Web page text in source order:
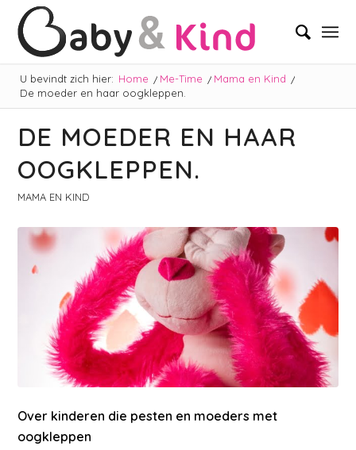
U bevindt zich hier: Home / Me-Time / Mama en Kind /
De moeder en haar oogkleppen.
DE MOEDER EN HAAR
OOGKLEPPEN.
MAMA EN KIND
Over kinderen die pesten en moeders met
oogkleppen